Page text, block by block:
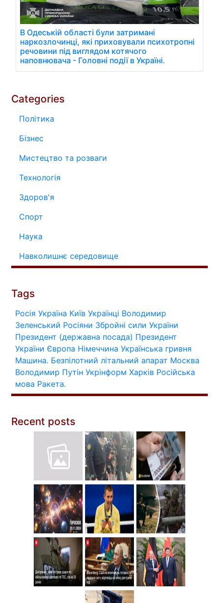
В Одеській області були затримані
наркозлочинці, які приховували психотропні
речовини під виглядом котячого
наповнювача - Головні події в Україні.
Categories
Політика
Бізнес
Мистецтво та розваги
Технологія
Здоров'я
Спорт
Наука
Навколишнє середовище
Tags
Росія Україна Київ Українці Володимир
Зеленський Росіяни Збройні сили України
Президент (державна посада) Президент
України Європа Німеччина Українська гривня
Машина. Безпілотний літальний апарат Москва
Володимир Путін Укрінформ Харків Російська
мова Ракета.
Recent posts